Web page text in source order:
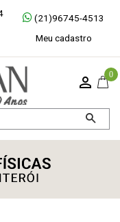
(21)96745-4513
Meu cadastro
0